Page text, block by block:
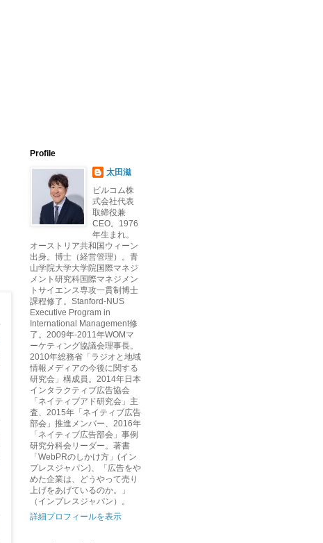
Profile
太田滋
ビルコム株
式会社代表
取締役兼
CEO。1976
年生まれ。
オーストリア共和国ウィーン
出身。博士（経営管理）。青
山学院大学大学院国際マネジ
メント研究科国際マネジメン
トサイエンス専攻一貫制博士
課程修了。Stanford-NUS
Executive Program in
International Management修
了。2009年-2011年WOMマ
ーケティング協議会理事長。
2010年総務省「ラジオと地域
情報メディアの今後に関する
研究会」構成員。2014年日本
インタラクティブ広告協会
「ネイティブアド研究会」主
査、2015年「ネイティブ広告
部会」推進メンバー、2016年
「ネイティブ広告部会」事例
研究分科会リーダー。著書
「WebPRのしかけ方」(イン
プレスジャパン)、「広告をや
めた企業は、どうやって売り
上げをあげているのか。」
（インプレスジャパン）。
詳細プロフィールを表示